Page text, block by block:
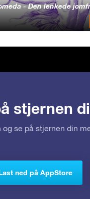
- Den lenkede
stjernen
og se på stjernen din
ned på AppStore